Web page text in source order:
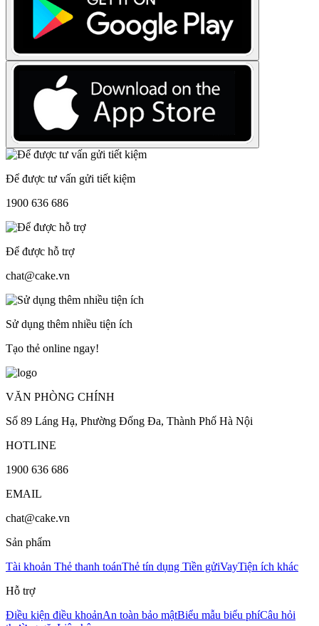
Để được tư vấn gửi tiết kiệm
1900 636 686
Để được hỗ trợ
chat@cake.vn
Sử dụng thêm nhiều tiện ích
Tạo thẻ online ngay!
VĂN PHÒNG CHÍNH
Số 89 Láng Hạ, Phường Đống Đa, Thành Phố Hà Nội
HOTLINE
1900 636 686
EMAIL
chat@cake.vn
Sản phẩm
Tài khoản Thẻ thanh toánThẻ tín dụng Tiền gửiVayTiện ích khác
Hỗ trợ
Điều kiện điều khoảnAn toàn bảo mậtBiểu mẫu biểu phíCâu hỏi